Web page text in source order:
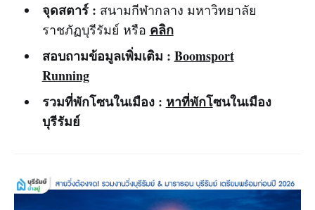
จุดสตาร์ : สนามกีฬากลาง มหาวิทยาลัย
ราชภัฏบุรีรัมย์ หรือ คลิก
สอบถามข้อมูลเพิ่มเติม : Boomsport
Running
รวมที่พักโซนในเมือง : หาที่พักโซนในเมือง
บุรีรัมย์